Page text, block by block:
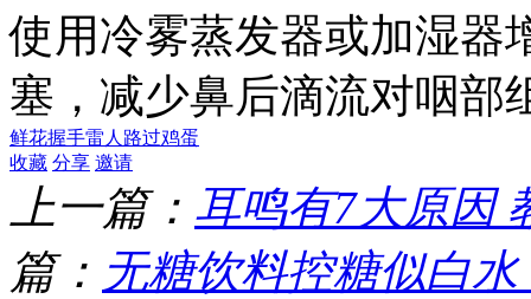
使用冷雾蒸发器或加湿器
塞，减少鼻后滴流对咽部
鲜花握手雷人 路过鸡蛋
收藏 分享 邀请
上一篇： 耳鸣有7大原因
篇： 无糖饮料控糖似白